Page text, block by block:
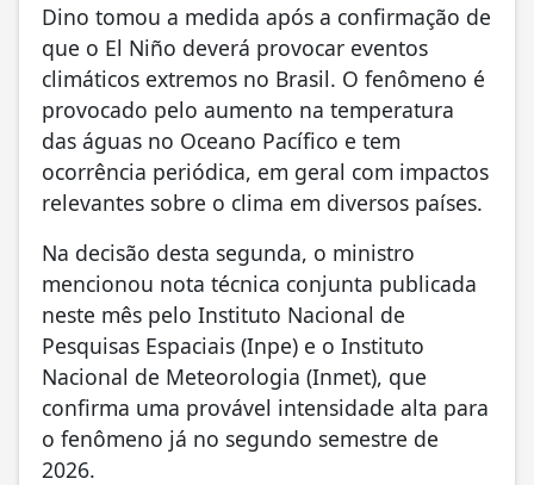
Dino tomou a medida após a confirmação de
que o El Niño deverá provocar eventos
climáticos extremos no Brasil. O fenômeno é
provocado pelo aumento na temperatura
das águas no Oceano Pacífico e tem
ocorrência periódica, em geral com impactos
relevantes sobre o clima em diversos países.
Na decisão desta segunda, o ministro
mencionou nota técnica conjunta publicada
neste mês pelo Instituto Nacional de
Pesquisas Espaciais (Inpe) e o Instituto
Nacional de Meteorologia (Inmet), que
confirma uma provável intensidade alta para
o fenômeno já no segundo semestre de
2026.